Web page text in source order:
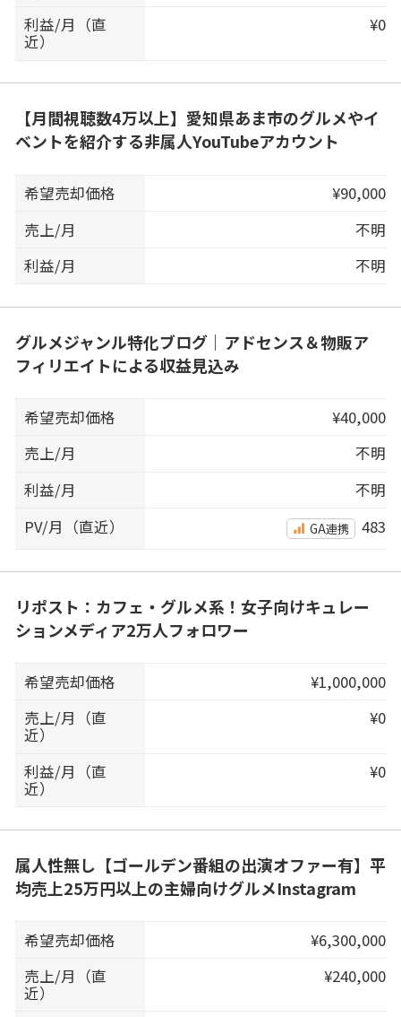
利益/月（直
近）
¥0
【月間視聴数4万以上】愛知県あま市のグルメやイ
ベントを紹介する非属人YouTubeアカウント
希望売却価格
¥90,000
売上/月
不明
利益/月
不明
グルメジャンル特化ブログ｜アドセンス＆物販ア
フィリエイトによる収益見込み
希望売却価格
¥40,000
売上/月
不明
利益/月
不明
PV/月（直近）
GA連携 483
リポスト：カフェ・グルメ系！女子向けキュレー
ションメディア2万人フォロワー
希望売却価格
¥1,000,000
売上/月（直
近）
¥0
利益/月（直
近）
¥0
属人性無し【ゴールデン番組の出演オファー有】平
均売上25万円以上の主婦向けグルメInstagram
希望売却価格
¥6,300,000
売上/月（直
近）
¥240,000